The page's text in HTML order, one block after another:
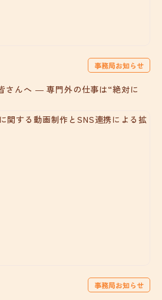
事務局お知らせ
さんへ ― 専門外の仕事は“絶対に
事務局お知らせ